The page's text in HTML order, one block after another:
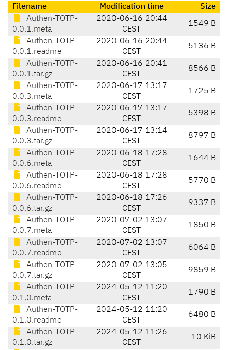
Filename Modification time
Size
Authen-TOTP-
0.0.1.meta
2020-06-16 20:44
CEST
1549 B
Authen-TOTP-
0.0.1.readme
2020-06-16 20:44
CEST
5136 B
Authen-TOTP-
0.0.1.tar.gz
2020-06-16 20:41
CEST
8566 B
Authen-TOTP-
0.0.3.meta
2020-06-17 13:17
CEST
1725 B
Authen-TOTP-
0.0.3.readme
2020-06-17 13:17
CEST
5398 B
Authen-TOTP-
0.0.3.tar.gz
2020-06-17 13:14
CEST
8797 B
Authen-TOTP-
0.0.6.meta
2020-06-18 17:28
CEST
1644 B
Authen-TOTP-
0.0.6.readme
2020-06-18 17:28
CEST
5770 B
Authen-TOTP-
0.0.6.tar.gz
2020-06-18 17:26
CEST
9337 B
Authen-TOTP-
0.0.7.meta
2020-07-02 13:07
CEST
1850 B
Authen-TOTP-
0.0.7.readme
2020-07-02 13:07
CEST
6064 B
Authen-TOTP-
0.0.7.tar.gz
2020-07-02 13:05
CEST
9859 B
Authen-TOTP-
0.1.0.meta
2024-05-12 11:20
CEST
1790 B
Authen-TOTP-
0.1.0.readme
2024-05-12 11:20
CEST
6480 B
Authen-TOTP-
0.1.0.tar.gz
2024-05-12 11:26
CEST
10 KiB